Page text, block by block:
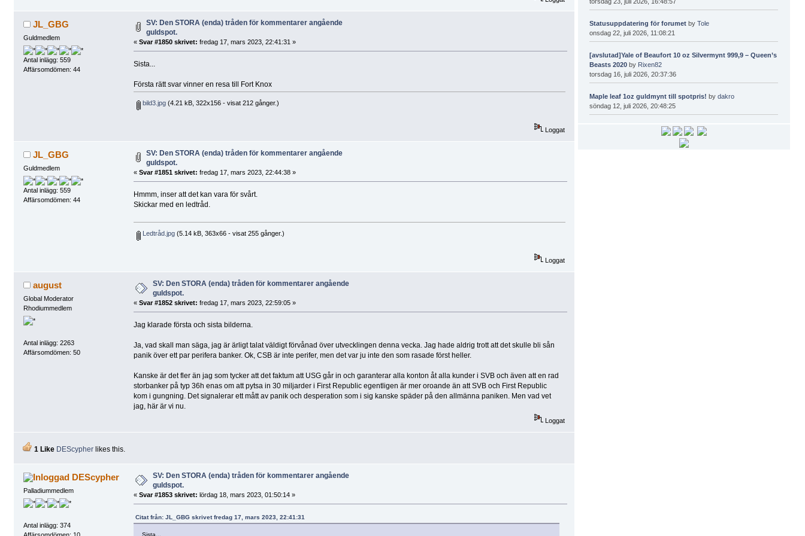
JL_GBG
Guldmedlem
Antal inlägg: 559
Affärsomdömen: 44
SV: Den STORA (enda) tråden för kommentarer angående
guldspot.
« Svar #1850 skrivet: fredag 17, mars 2023, 22:41:31 »
Sista...
Första rätt svar vinner en resa till Fort Knox
bild3.jpg(4.21 kB, 322x156 - visat 212 gånger.)
Loggat
JL_GBG
Guldmedlem
Antal inlägg: 559
Affärsomdömen: 44
SV: Den STORA (enda) tråden för kommentarer angående
guldspot.
« Svar #1851 skrivet: fredag 17, mars 2023, 22:44:38 »
Hmmm, inser att det kan vara för svårt.
Skickar med en ledtråd.
Ledtråd.jpg(5.14 kB, 363x66 - visat 255 gånger.)
Loggat
august
Global Moderator
Rhodiummedlem
Antal inlägg: 2263
Affärsomdömen: 50
SV: Den STORA (enda) tråden för kommentarer angående
guldspot.
« Svar #1852 skrivet: fredag 17, mars 2023, 22:59:05 »
Jag klarade första och sista bilderna.
Ja, vad skall man säga, jag är ärligt talat väldigt förvånad över utvecklingen denna vecka. Jag hade aldrig trott att det skulle bli sån
panik över ett par perifera banker. Ok, CSB är inte perifer, men det var ju inte den som rasade först heller.
Kanske är det fler än jag som tycker att det faktum att USG går in och garanterar alla konton åt alla kunder i SVB och även att en rad
storbanker på typ 36h enas om att pytsa in 30 miljarder i First Republic egentligen är mer oroande än att SVB och First Republic
kom i gungning. Det signalerar ett mått av panik och desperation som i sig kanske späder på den allmänna paniken. Men vad vet
jag, här är vi nu.
Loggat
1 Like DEScypherlikes this.
DEScypher
Palladiummedlem
Antal inlägg: 374
SV: Den STORA (enda) tråden för kommentarer angående
guldspot.
« Svar #1853 skrivet: lördag 18, mars 2023, 01:50:14 »
Citat från: JL_GBG skrivet fredag 17, mars 2023, 22:41:31
Sista...
Statusuppdatering för forumet byTole
onsdag 22, juli 2026, 11:08:21
[avslutad]Yale of Beaufort 10 oz Silvermynt 999,9 – Queen’s
Beasts 2020 by Rixen82
torsdag 16, juli 2026, 20:37:36
Maple leaf 1oz guldmynt till spotpris! bydakro
söndag 12, juli 2026, 20:48:25